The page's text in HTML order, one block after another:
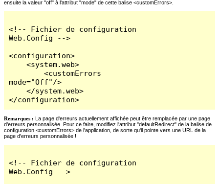
ensuite la valeur "off" à l'attribut "mode" de cette balise <customErrors>.
<!-- Fichier de configuration
Web.Config -->
<configuration>
    <system.web>
        <customErrors
mode="Off"/>
    </system.web>
</configuration>
Remarques : La page d'erreurs actuellement affichée peut être remplacée par une page
d'erreurs personnalisée. Pour ce faire, modifiez l'attribut "defaultRedirect" de la balise de
configuration <customErrors> de l'application, de sorte qu'il pointe vers une URL de la
page d'erreurs personnalisée !
<!-- Fichier de configuration
Web.Config -->